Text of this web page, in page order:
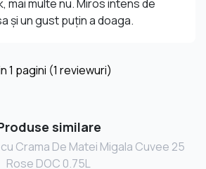
mai multe nu. Miros intens de
și un gust puțin a doaga.
1 pagini (1 reviewuri)
similare
Crama De Matei Migala Cuvee 25
Rose DOC 0.75L